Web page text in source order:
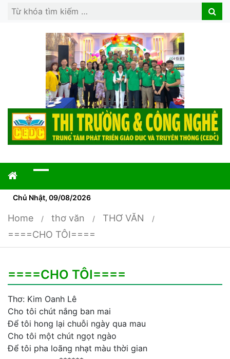
Search
Search
Chủ Nhật, 09/08/2026
Home thơ văn
THƠ VĂN
====CHO TÔI====
====CHO TÔI====
Thơ: Kim Oanh Lê
Cho tôi chút nắng ban mai
Để tôi hong lại chuỗi ngày qua mau
Cho tôi một chút ngọt ngào
Để tôi pha loãng nhạt màu thời gian